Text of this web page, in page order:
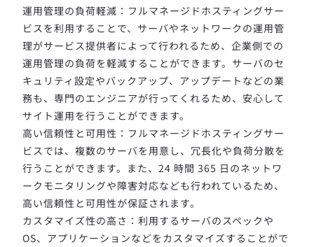
運用管理の負荷軽減：フルマネージドホスティングサー
ビスを利用することで、サーバやネットワークの運用管
理がサービス提供者によって行われるため、企業側での
運用管理の負荷を軽減することができます。サーバのセ
キュリティ設定やバックアップ、アップデートなどの業
務も、専門のエンジニアが行ってくれるため、安心して
サイト運用を行うことができます。
高い信頼性と可用性：フルマネージドホスティングサー
ビスでは、複数のサーバを用意し、冗長化や負荷分散を
行うことができます。また、24 時間 365 日のネットワ
ークモニタリングや障害対応なども行われているため、
高い信頼性と可用性が保証されます。
カスタマイズ性の高さ：利用するサーバのスペックや
OS、アプリケーションなどをカスタマイズすることがで